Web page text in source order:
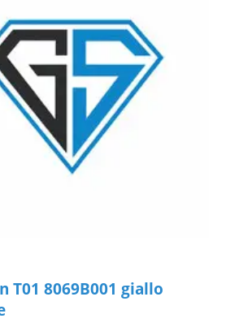
T01 8069B001 giallo